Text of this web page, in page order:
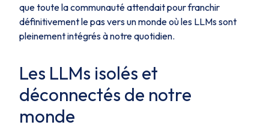
que toute la communauté attendait pour franchir
définitivement le pas vers un monde où les LLMs sont
pleinement intégrés à notre quotidien.
Les LLMs isolés et
déconnectés de notre
monde